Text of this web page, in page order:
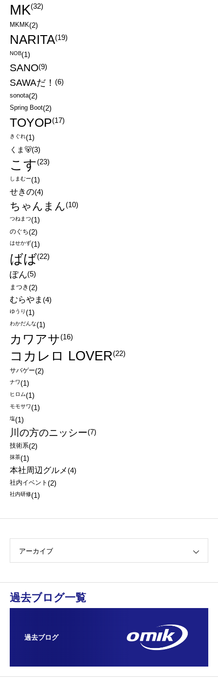
MK(32)
MKMK(2)
NARITA(19)
NOB(1)
SANO(9)
SAWAだ！ (6)
sonota(2)
Spring Boot(2)
TOYOP(17)
きぐれ(1)
くま🐻(3)
こす(23)
しまむー(1)
せきの(4)
ちゃんまん(10)
つねまつ(1)
のぐち(2)
はせかず(1)
ばば(22)
ぽん(5)
まつき (2)
むらやま (4)
ゆうり (1)
わかだんな(1)
カワアサ(16)
コカレロ LOVER(22)
サバゲー(2)
ナワ(1)
ヒロム(1)
モモサワ(1)
塩(1)
川の方のニッシー(7)
技術系(2)
抹茶(1)
本社周辺グルメ (4)
社内イベント (2)
社内研修(1)
アーカイブ
過去ブログ一覧
過去ブログ